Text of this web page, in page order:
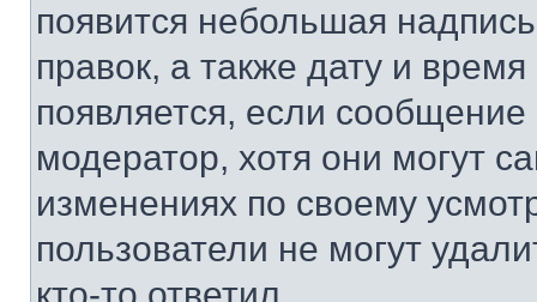
появится небольшая
правок, а также дату и
появляется, если
модератор, хотя они могут
изменениях по своему
пользователи не могут